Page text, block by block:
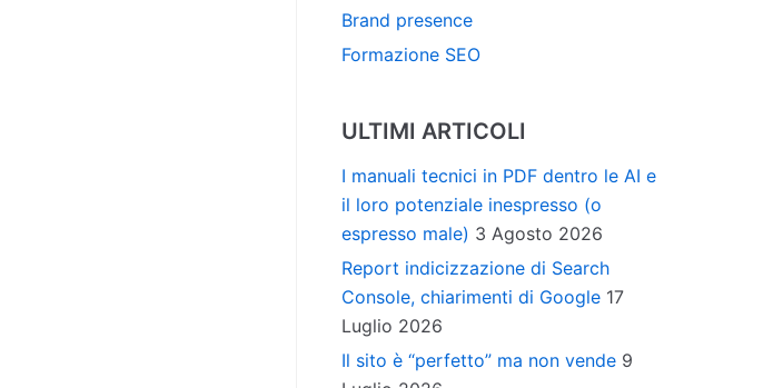
Brand presence
Formazione SEO
ULTIMI ARTICOLI
I manuali tecnici in PDF dentro le AI e
il loro potenziale inespresso (o
espresso male) 3 Agosto 2026
Report indicizzazione di Search
Console, chiarimenti di Google 17
Luglio 2026
Il sito è “perfetto” ma non vende 9